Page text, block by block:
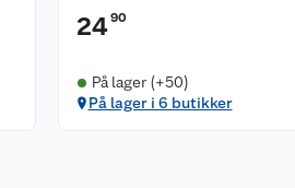
2490
På lager (+50)
På lager i 6 butikker